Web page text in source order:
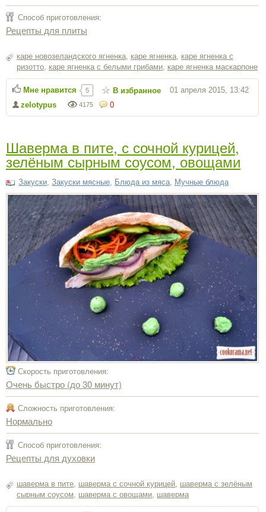
Способ приготовления:
Рецепты для плиты
каре новозеландского ягненка каре ягненка каре ягненка с
ризотто каре ягненка с белыми грибами каре ягненка маскарпоне
0
4175
zelotypus
01 апреля 2015, 13:42
Мне нравится 5 В избранное
Шаверма в пите, с сочной курицей,
зелёным сырным соусом, овощами
Закуски Закуски мясные Блюда из мяса Мучные блюда
Скорость приготовления:
Очень быстро (до 30 минут)
Сложность приготовления:
Нормально
Способ приготовления:
Рецепты для духовки
шаверма в пите шаверма с сочной курицей шаверма с зелёным
сырным соусом
шаверма с овощами шаверма